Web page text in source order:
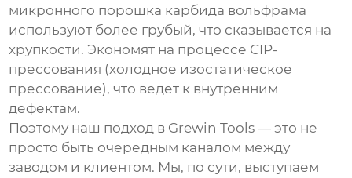
микронного порошка карбида вольфрама
используют более грубый, что сказывается на
хрупкости. Экономят на процессе CIP-
прессования (холодное изостатическое
прессование), что ведет к внутренним
дефектам.
Поэтому наш подход в Grewin Tools — это не
просто быть очередным каналом между
заводом и клиентом. Мы, по сути, выступаем